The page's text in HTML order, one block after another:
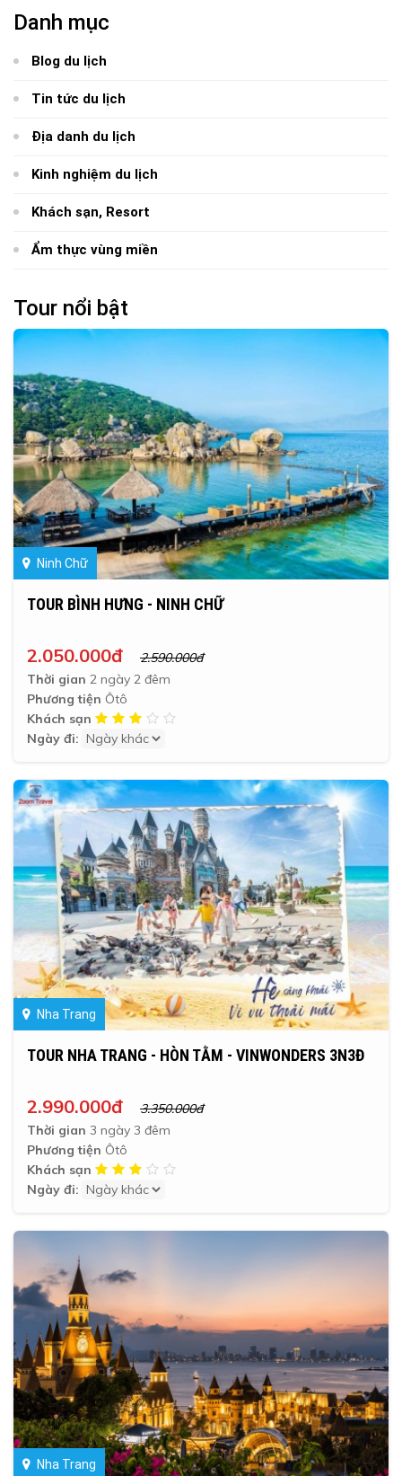
Danh mục
Blog du lịch
Tin tức du lịch
Địa danh du lịch
Kinh nghiệm du lịch
Khách sạn, Resort
Ẩm thực vùng miền
Tour nổi bật
Ninh Chữ
TOUR BÌNH HƯNG - NINH CHỮ
2.050.000đ
2.590.000đ
Thời gian 2 ngày 2 đêm
Phương tiện Ôtô
Khách sạn
Ngày đi:
Nha Trang
TOUR NHA TRANG - HÒN TẰM - VINWONDERS 3N3Đ
2.990.000đ
3.350.000đ
Thời gian 3 ngày 3 đêm
Phương tiện Ôtô
Khách sạn
Ngày đi:
Nha Trang